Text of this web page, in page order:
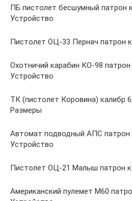
ПБ пистолет бесшумный патрон
Устройство
Пистолет ОЦ-33 Пернач патрон
Охотничий карабин КО-98 патрон
Устройство
ТК (пистолет Коровина) калибр
Размеры
Автомат подводный АПС патрон
Устройство
Пистолет ОЦ-21 Малыш патрон
Американский пулемет М60